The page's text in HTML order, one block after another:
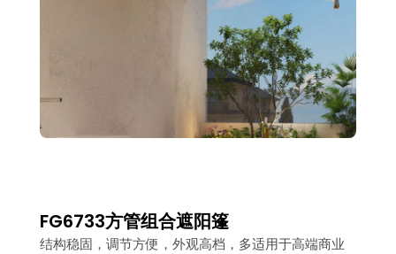
FG6733方管组合遮阳篷
结构稳固，调节方便，外观高档，多适用于高端商业